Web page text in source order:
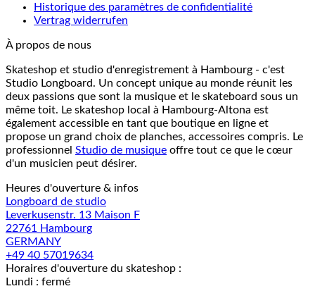
Historique des paramètres de confidentialité
Vertrag widerrufen
À propos de nous
Skateshop et studio d'enregistrement à Hambourg - c'est
Studio Longboard. Un concept unique au monde réunit les
deux passions que sont la musique et le skateboard sous un
même toit. Le skateshop local à Hambourg-Altona est
également accessible en tant que boutique en ligne et
propose un grand choix de planches, accessoires compris. Le
professionnel Studio de musique offre tout ce que le cœur
d'un musicien peut désirer.
Heures d'ouverture & infos
Longboard de studio
Leverkusenstr. 13 Maison F
22761 Hambourg
GERMANY
+49 40 57019634
Horaires d'ouverture du skateshop :
Lundi : fermé